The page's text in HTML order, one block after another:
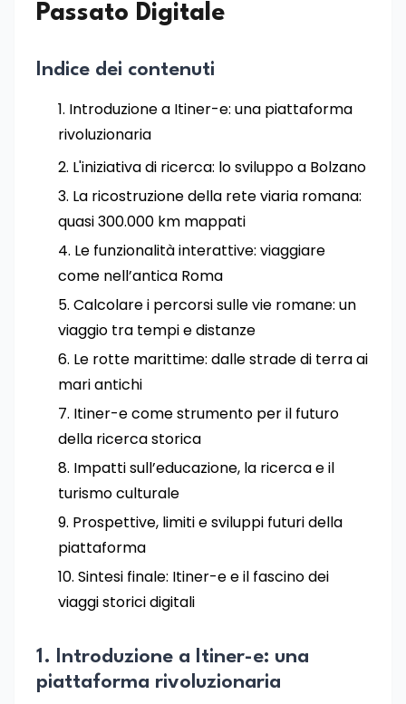
Passato Digitale
Indice dei contenuti
Introduzione a Itiner-e: una piattaforma
rivoluzionaria
L'iniziativa di ricerca: lo sviluppo a Bolzano
La ricostruzione della rete viaria romana:
quasi 300.000 km mappati
Le funzionalità interattive: viaggiare
come nell’antica Roma
Calcolare i percorsi sulle vie romane: un
viaggio tra tempi e distanze
Le rotte marittime: dalle strade di terra ai
mari antichi
Itiner-e come strumento per il futuro
della ricerca storica
Impatti sull’educazione, la ricerca e il
turismo culturale
Prospettive, limiti e sviluppi futuri della
piattaforma
Sintesi finale: Itiner-e e il fascino dei
viaggi storici digitali
1. Introduzione a Itiner-e: una
piattaforma rivoluzionaria